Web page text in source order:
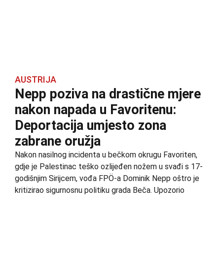
AUSTRIJA
Nepp poziva na drastične mjere
nakon napada u Favoritenu:
Deportacija umjesto zona
zabrane oružja
Nakon nasilnog incidenta u bečkom okrugu Favoriten,
gdje je Palestinac teško ozlijeđen nožem u svađi s 17-
godišnjim Sirijcem, vođa FPÖ-a Dominik Nepp oštro je
kritizirao sigurnosnu politiku grada Beča. Upozorio